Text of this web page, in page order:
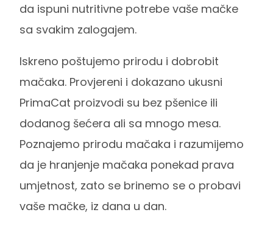
da ispuni nutritivne potrebe vaše mačke
sa svakim zalogajem.
Iskreno poštujemo prirodu i dobrobit
mačaka. Provjereni i dokazano ukusni
PrimaCat proizvodi su bez pšenice ili
dodanog šećera ali sa mnogo mesa.
Poznajemo prirodu mačaka i razumijemo
da je hranjenje mačaka ponekad prava
umjetnost, zato se brinemo se o probavi
vaše mačke, iz dana u dan.